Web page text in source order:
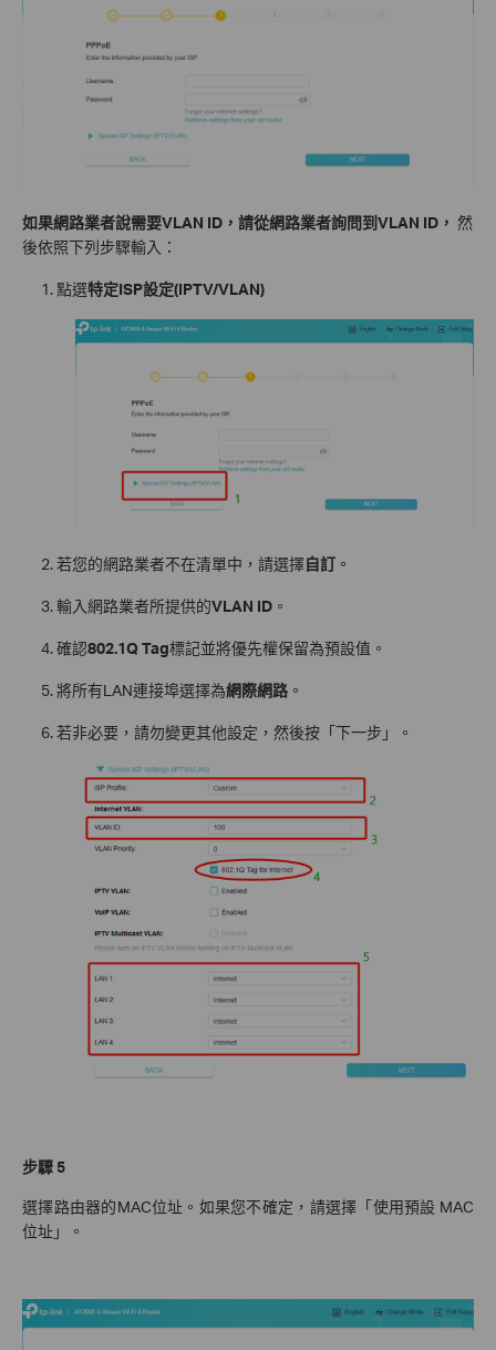
如果網路業者說需要VLAN ID，請從網路業者詢問到VLAN ID， 然
後依照下列步驟輸入：
點選特定ISP設定(IPTV/VLAN)
若您的網路業者不在清單中，請選擇自訂。
輸入網路業者所提供的VLAN ID。
確認802.1Q Tag標記並將優先權保留為預設值。
將所有LAN連接埠選擇為網際網路。
若非必要，請勿變更其他設定，然後按「下一步」。
步驟 5
選擇路由器的MAC位址。如果您不確定，請選擇「使用預設 MAC
位址」。